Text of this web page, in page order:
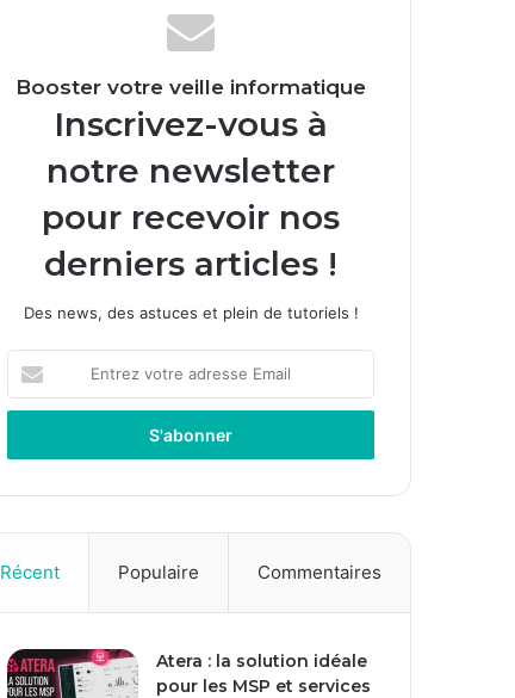
Booster votre veille informatique
Inscrivez-vous à
notre newsletter
pour recevoir nos
derniers articles !
Des news, des astuces et plein de tutoriels !
votre
adresse
Récent Populaire Commentaires
Atera : la solution idéale
pour les MSP et services